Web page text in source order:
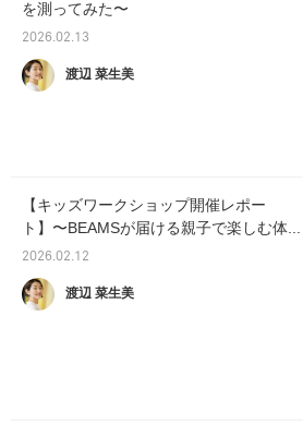
を測ってみた〜
2026.02.13
渡辺 菜生美
【キッズワークショップ開催レポー
ト】〜BEAMSが届ける親子で楽しむ体...
2026.02.12
渡辺 菜生美